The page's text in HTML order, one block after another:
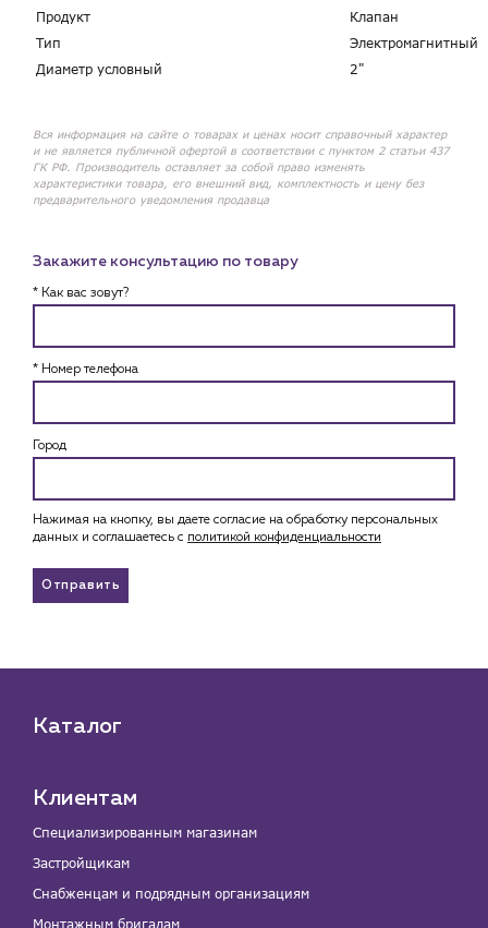
Продукт
Клапан
Тип
Электромагнитный
Диаметр условный
2"
Вся информация на сайте о товарах и ценах носит справочный характер
и не является публичной офертой в соответствии с пунктом 2 статьи 437
ГК РФ. Производитель оставляет за собой право изменять
характеристики товара, его внешний вид, комплектность и цену без
предварительного уведомления продавца
Закажите консультацию по товару
* Как вас зовут?
* Номер телефона
Город
Нажимая на кнопку, вы даете согласие на обработку персональных
данных и соглашаетесь c политикой конфиденциальности
Отправить
Каталог
Клиентам
Специализированным магазинам
Застройщикам
Снабженцам и подрядным организациям
Монтажным бригадам